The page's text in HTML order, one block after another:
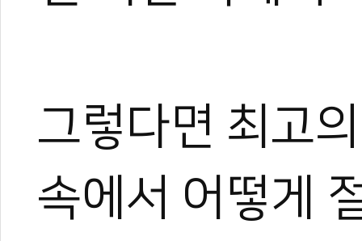
그렇다면 최고
속에서 어떻게